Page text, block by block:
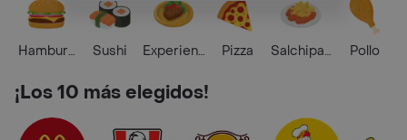
HamburguesaSushi Experiencias Foodies
Pizza Salchipapas Pollo
¡Los 10 más elegidos!